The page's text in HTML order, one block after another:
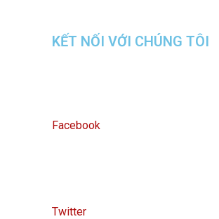
KẾT NỐI VỚI CHÚNG TÔI
Facebook
Twitter